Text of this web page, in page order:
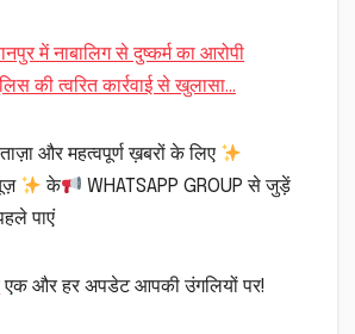
में नाबालिग से दुष्कर्म का आरोपी
की त्वरित कार्रवाई से खुलासा…
और महत्वपूर्ण ख़बरों के लिए
के
WHATSAPP GROUP से जुड़ें
पाएं
एक और हर अपडेट आपकी उंगलियों पर!